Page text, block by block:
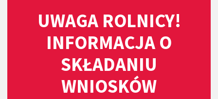
UWAGA ROLNICY!
INFORMACJA O
SKŁADANIU
WNIOSKÓW